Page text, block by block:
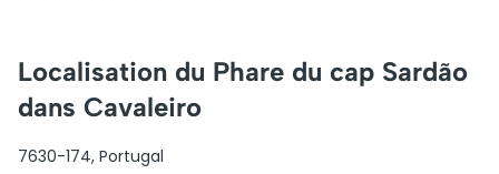
Localisation du Phare du cap Sardão
dans Cavaleiro
7630-174, Portugal